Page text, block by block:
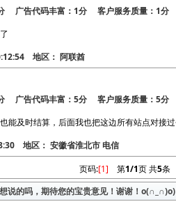
广告代码丰富：1分 客户服务质量：1分
地区： 阿联酋
广告代码丰富：5分 客户服务质量：5分
能及时结算，后面我也把这边所有站点对接
地区： 安徽省淮北市 电信
页码:[1] 第1/1页 共5条
说的吗，期待您的宝贵意见！谢谢！o(∩_∩)o)